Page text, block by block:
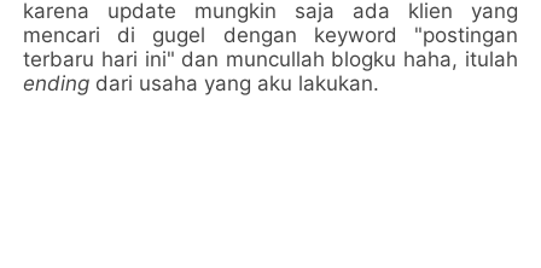
karena update mungkin saja ada klien yang
mencari di gugel dengan keyword "postingan
terbaru hari ini" dan muncullah blogku haha, itulah
ending dari usaha yang aku lakukan.